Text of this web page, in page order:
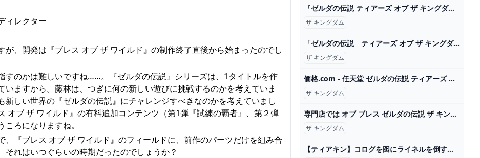
ィレクター
、開発は『ブレス オブ ザ ワイルド』の制作終了直後から始まったのでし
すのかは難しいですね……。『ゼルダの伝説』シリーズは、1タイトルを作
ますから。藤林は、つぎに何の新しい遊びに挑戦するのかを考えていま
しい世界の『ゼルダの伝説』にチャレンジすべきなのかを考えていまし
オブ ザ ワイルド』の有料追加コンテンツ（第1弾『試練の覇者』、第２弾
ろになりますね。
『ブレス オブ ザ ワイルド』のフィールドに、前作のパーツだけを組み合
れはいつぐらいの時期だったのでしょうか？
『ゼルダの伝説 ティアーズ オブ ザ キングダム』オリジナルサウンドトラックが7月31日発売 - TOWER RECORDS ONLINE
ザ キングダム
「ゼルダの伝説 ティアーズ オブ ザ キングダム」キャンペーン｜ローソン研究所
ザ キングダム
価格.com - 任天堂 ゼルダの伝説 ティアーズ オブ ザ キングダム [Nintendo Switch] 価格比較
ザ キングダム
専門店では オブ ブレス ゼルダの伝説 ザ キングダム ザ オブ ティアーズ ワイルド Nintendo Switch - bestcheerstone.com
ザ キングダム
【ティアキン】コログを囮にライネルを倒すリンク【ゼルダの伝説 ティアーズ オブ ザ キングダム】 - YouTube